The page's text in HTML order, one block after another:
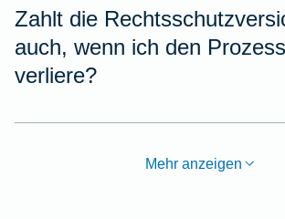
Zahlt die
auch, wenn ich den Prozess
verliere?
Mehr anzeigen